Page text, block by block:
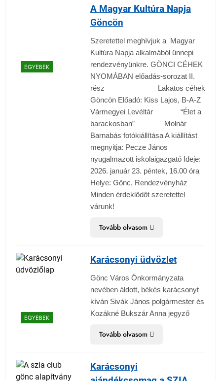
EGYEBEK
A Magyar Kultúra Napja
Göncön
Szeretettel meghívjuk a Magyar
Kultúra Napja alkalmából ünnepi
rendezvényünkre. GÖNCI CÉHEK
NYOMÁBAN előadás-sorozat II.
rész Lakatos céhek
Göncön Előadó: Kiss Lajos, B-A-Z
Vármegyei Levéltár “Élet a
barackosban” Molnár
Barnabás fotókiállítása A kiállítást
megnyitja: Pecze János
nyugalmazott iskolaigazgató Ideje:
2026. január 23. péntek, 16.00 óra
Helye: Gönc, Rendezvényház
Minden érdeklődőt szeretettel
várunk!
Tovább olvasom
EGYEBEK
Karácsonyi üdvözlet
Gönc Város Önkormányzata
nevében áldott, békés karácsonyt
kíván Sivák János polgármester és
Kozákné Bukszár Anna jegyző
Tovább olvasom
Karácsonyi